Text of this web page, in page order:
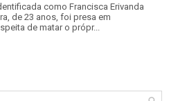
como Francisca Erivanda
de 23 anos, foi presa em
de matar o própr...